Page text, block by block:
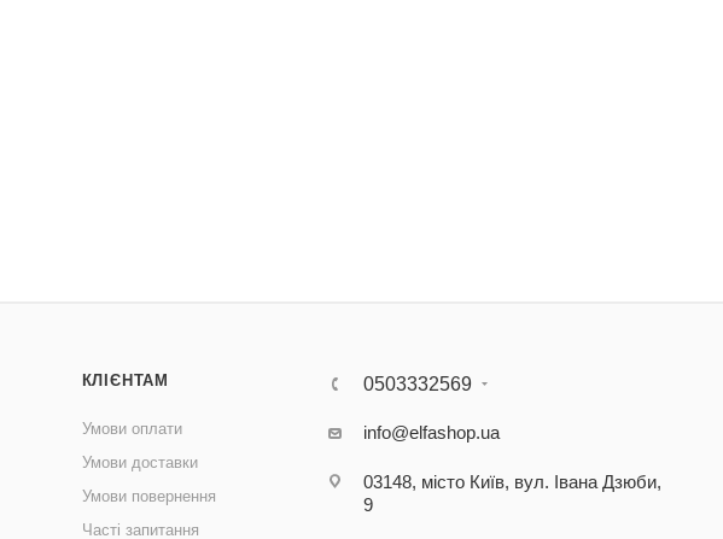
КЛІЄНТАМ
Умови оплати
Умови доставки
Умови повернення
Часті запитання
0503332569
info@elfashop.ua
03148, місто Київ, вул. Івана Дзюби,
9